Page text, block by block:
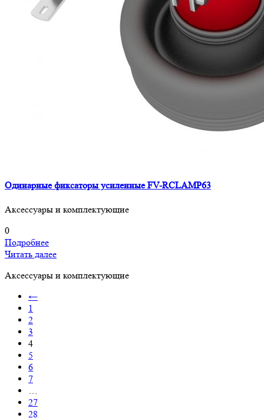
Одинарные фиксаторы усиленные FV-RCLAMP63
Аксессуары и комплектующие
0
Подробнее
Читать далее
Аксессуары и комплектующие
←
1
2
3
4
5
6
7
…
27
28